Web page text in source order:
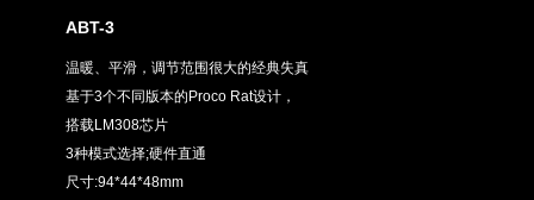
ABT-3
温暖、平滑，调节范围很大的经典失真
基于3个不同版本的Proco Rat设计，
搭载LM308芯片
3种模式选择;硬件直通
尺寸:94*44*48mm